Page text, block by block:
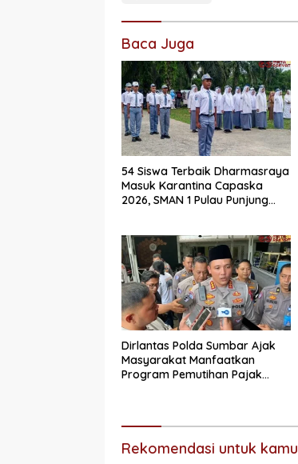
Baca Juga
54 Siswa Terbaik Dharmasraya
Masuk Karantina Capaska
2026, SMAN 1 Pulau Punjung
Dirlantas Polda Sumbar Ajak
Masyarakat Manfaatkan
Program Pemutihan Pajak
Rekomendasi untuk kamu